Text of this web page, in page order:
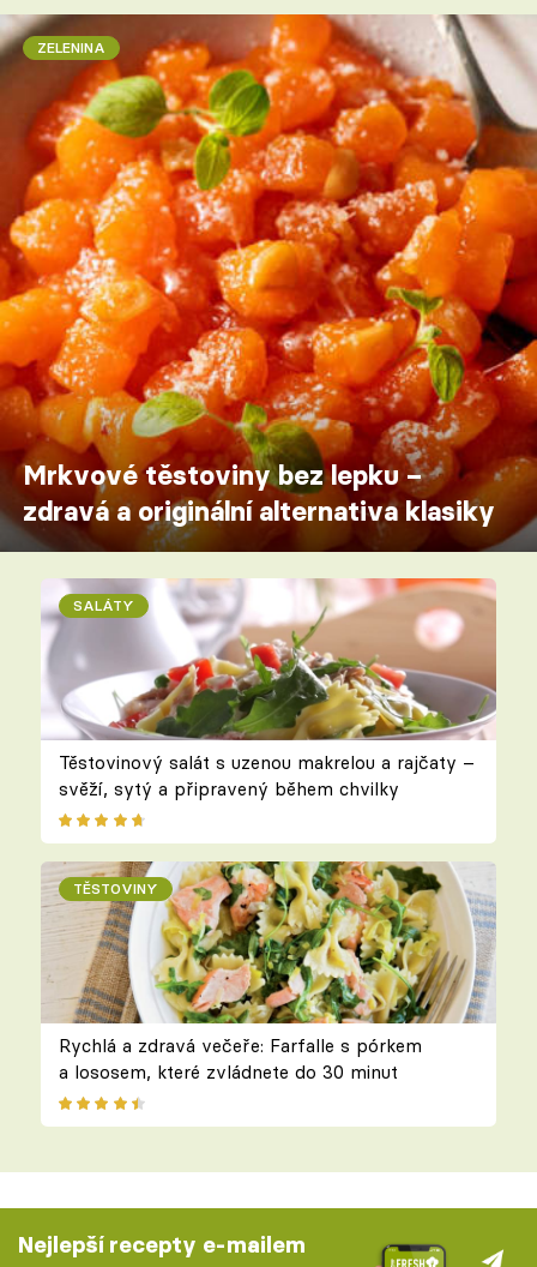
ZELENINA
Mrkvové těstoviny bez lepku –
zdravá a originální alternativa klasiky
SALÁTY
Těstovinový salát s uzenou makrelou a rajčaty –
svěží, sytý a připravený během chvilky
TĚSTOVINY
Rychlá a zdravá večeře: Farfalle s pórkem
a lososem, které zvládnete do 30 minut
Nejlepší recepty e-mailem